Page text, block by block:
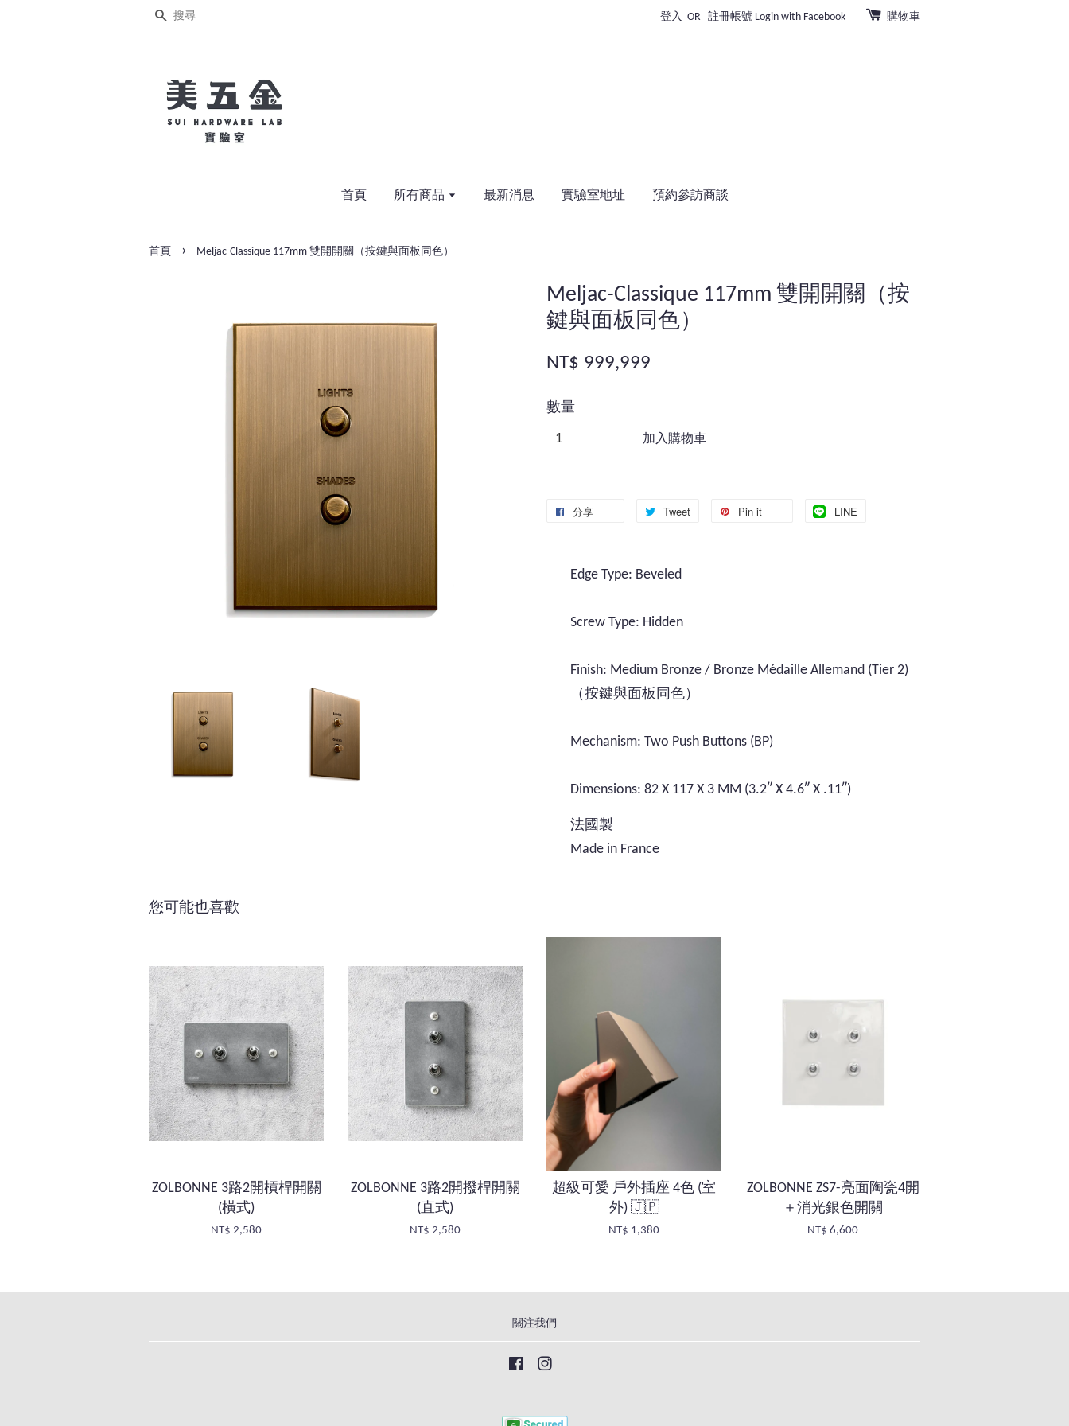
搜尋 登入 OR 註冊帳號 Login with Facebook 購物車
首頁 所有商品 最新消息 實驗室地址 預約參訪商談
首頁 › Meljac-Classique 117mm 雙開開關（按鍵與面板同色）
Meljac-Classique 117mm 雙開開關（按
鍵與面板同色）
NT$ 999,999
數量
加入購物車
分享 Tweet Pin it LINE
Edge Type: Beveled
Screw Type: Hidden
Finish: Medium Bronze / Bronze Médaille Allemand (Tier 2)
（按鍵與面板同色）
Mechanism: Two Push Buttons (BP)
Dimensions: 82 X 117 X 3 MM (3.2″ X 4.6″ X .11″)
法國製
Made in France
您可能也喜歡
ZOLBONNE 3路2開槓桿開關
(橫式)
NT$ 2,580
ZOLBONNE 3路2開撥桿開關
(直式)
NT$ 2,580
超級可愛 戶外插座 4色 (室
外) 🇯🇵
NT$ 1,380
ZOLBONNE ZS7-亮面陶瓷4開
＋消光銀色開關
NT$ 6,600
關注我們
Facebook